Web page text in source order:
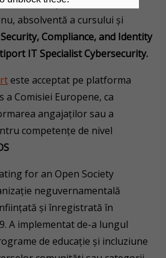
profesională”
absolventă a cursului și
Compliance, and Identity
IT Specialist Cybersecurity.
este acceptat pe platforma
a Comisiei Europene, ca
angajaților sau a
competențe de nivel
for an Open Society
neguvernamentală
şi înregistrată în
A implementat de-a lungul
de educație și incluziune